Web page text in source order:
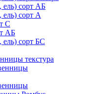
ель) сорт АБ
ель) сорт А
С
АБ
ель) сорт БС
текстура